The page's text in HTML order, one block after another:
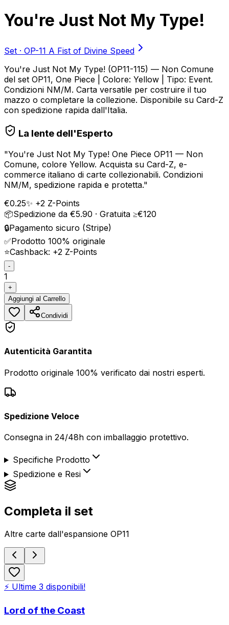
You're Just Not My Type!
Set · OP-11 A Fist of Divine Speed
You're Just Not My Type! (OP11-115) — Non Comune
del set OP11, One Piece | Colore: Yellow | Tipo: Event.
Condizioni NM/M. Carta versatile per costruire il tuo
mazzo o completare la collezione. Disponibile su Card-Z
con spedizione rapida dall'Italia.
La lente dell'Esperto
"You're Just Not My Type! One Piece OP11 — Non
Comune, colore Yellow. Acquista su Card-Z, e-
commerce italiano di carte collezionabili. Condizioni
NM/M, spedizione rapida e protetta."
€0.25✨ +2 Z-Points
📦Spedizione da €5.90 · Gratuita ≥€120
🔒Pagamento sicuro (Stripe)
✅Prodotto 100% originale
⭐Cashback: +2 Z-Points
-
1
+
Aggiungi al Carrello
Condividi
Autenticità Garantita
Prodotto originale 100% verificato dai nostri esperti.
Spedizione Veloce
Consegna in 24/48h con imballaggio protettivo.
Specifiche Prodotto
Spedizione e Resi
Completa il set
Altre carte dall'espansione OP11
⚡ Ultime 3 disponibili!
Lord of the Coast